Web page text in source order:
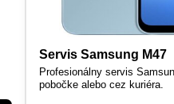
Servis Samsung M47
Profesionálny servis
pobočke alebo cez kuriéra.